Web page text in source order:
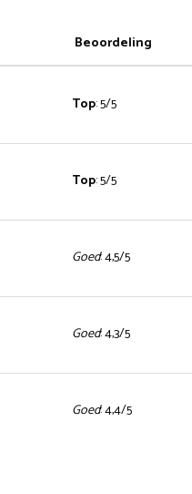
Beoordeling
Top: 5/5
Top: 5/5
Goed: 4,5/5
Goed: 4,3/5
Goed: 4,4/5